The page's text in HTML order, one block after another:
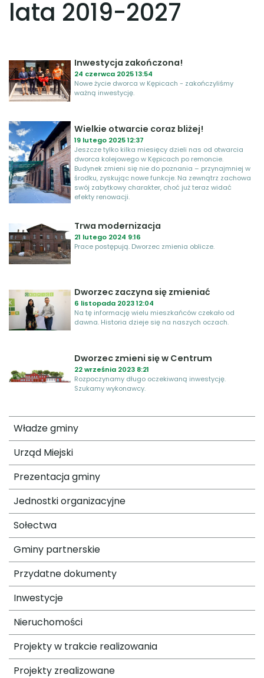
lata 2019-2027
Inwestycja zakończona!
24 czerwca 2025 13:54
Nowe życie dworca w Kępicach - zakończyliśmy
ważną inwestycję.
Wielkie otwarcie coraz bliżej!
19 lutego 2025 12:37
Jeszcze tylko kilka miesięcy dzieli nas od otwarcia
dworca kolejowego w Kępicach po remoncie.
Budynek zmieni się nie do poznania – przynajmniej w
środku, zyskując nowe funkcje. Na zewnątrz zachowa
swój zabytkowy charakter, choć już teraz widać
efekty renowacji.
Trwa modernizacja
21 lutego 2024 9:16
Prace postępują. Dworzec zmienia oblicze.
Dworzec zaczyna się zmieniać
6 listopada 2023 12:04
Na tę informację wielu mieszkańców czekało od
dawna. Historia dzieje się na naszych oczach.
Dworzec zmieni się w Centrum
22 września 2023 8:21
Rozpoczynamy długo oczekiwaną inwestycję.
Szukamy wykonawcy.
Władze gminy
Urząd Miejski
Prezentacja gminy
Jednostki organizacyjne
Sołectwa
Gminy partnerskie
Przydatne dokumenty
Inwestycje
Nieruchomości
Projekty w trakcie realizowania
Projekty zrealizowane